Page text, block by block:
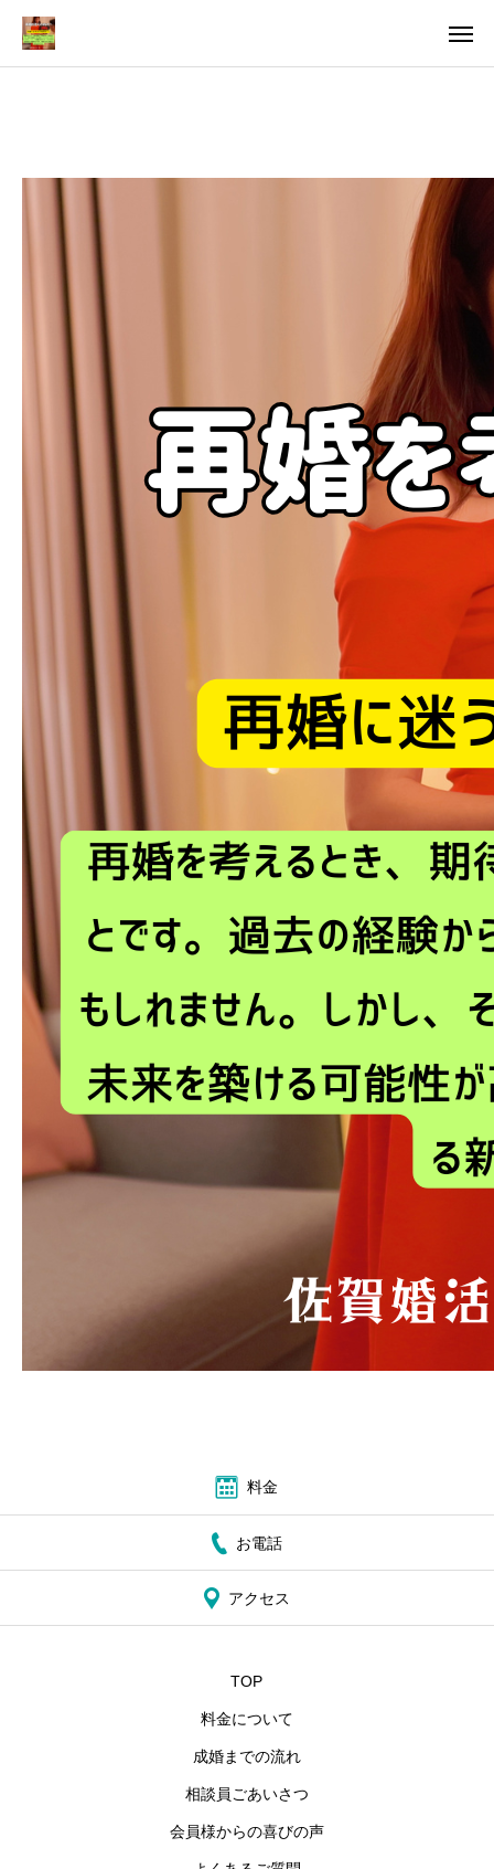
料金
お電話
アクセス
TOP
料金について
成婚までの流れ
相談員ごあいさつ
会員様からの喜びの声
成婚までの流れ
会員様からの喜びの声